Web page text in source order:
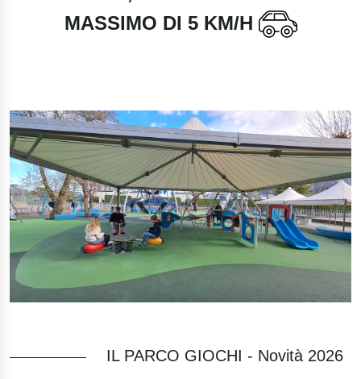
MASSIMO DI 5 KM/H
IL PARCO GIOCHI - Novità 2026